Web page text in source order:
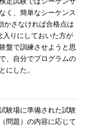
く、簡単なシーケンス
かさなければ合格点は
りにしておいた方が
盤で訓練させようと思
、自分でプログラムの
にした。
験場に準備された試験
問題）の内容に応じて